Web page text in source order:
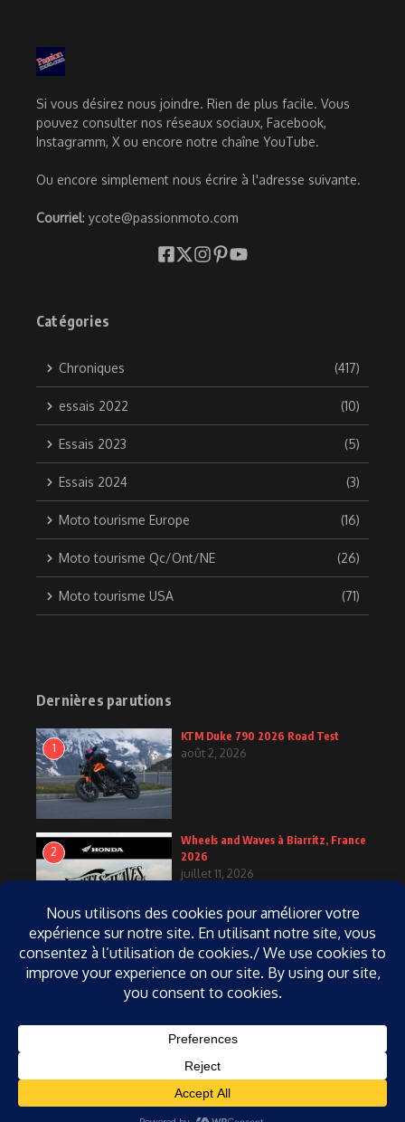
Si vous désirez nous joindre. Rien de plus facile. Vous
pouvez consulter nos réseaux sociaux, Facebook,
Instagramm, X ou encore notre chaîne YouTube.
Ou encore simplement nous écrire à l'adresse suivante.
Courriel: ycote@passionmoto.com
Catégories
Chroniques (417)
essais 2022 (10)
Essais 2023 (5)
Essais 2024 (3)
Moto tourisme Europe (16)
Moto tourisme Qc/Ont/NE (26)
Moto tourisme USA (71)
Dernières parutions
1
KTM Duke 790 2026 Road Test
août 2, 2026
2
Wheels and Waves à Biarritz, France
2026
juillet 11, 2026
3
KTM Duke 790 2027
juin 25, 2026
Copyright 2004-2026, Tous droits réservés, Passionmoto.com,
Réalisation Côté Interactif | Réalisé par